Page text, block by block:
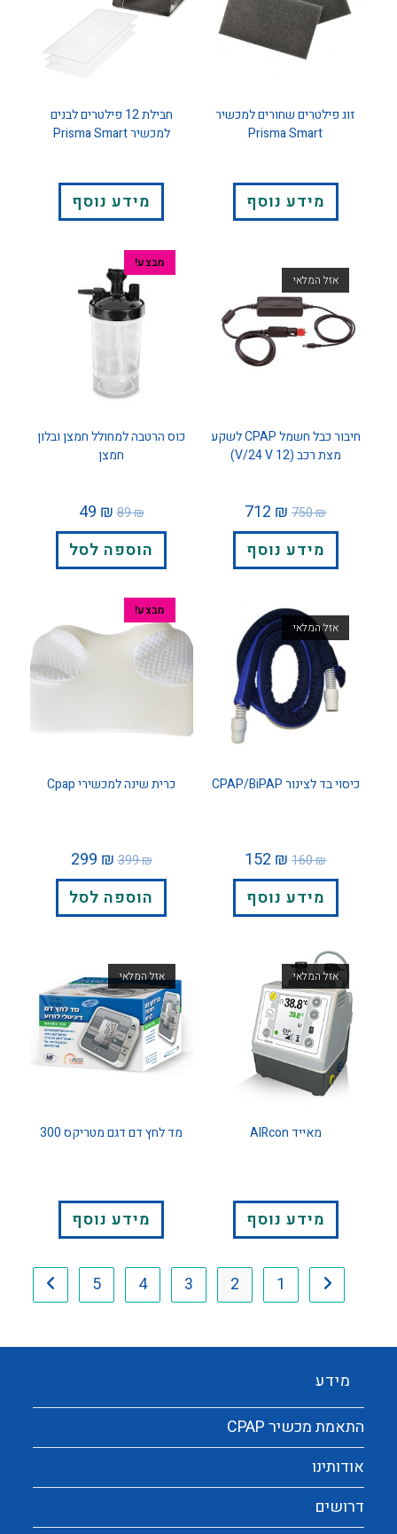
זוג פילטרים שחורים למכשיר
Prisma Smart
מידע נוסף
חבילת 12 פילטרים לבנים
למכשיר Prisma Smart
מידע נוסף
אזל המלאי
חיבור כבל חשמל CPAP לשקע
מצת רכב (12 V/24 V)
750₪
712 ₪
מידע נוסף
מבצע!
כוס הרטבה למחולל חמצן ובלון
חמצן
89₪
49 ₪
הוספה לסל
אזל המלאי
כיסוי בד לצינור CPAP/BiPAP
160₪
152 ₪
מידע נוסף
מבצע!
כרית שינה למכשירי Cpap
399₪
299 ₪
הוספה לסל
אזל המלאי
מאייד AIRcon
מידע נוסף
אזל המלאי
מד לחץ דם דגם מטריקס 300
מידע נוסף
1
2
3
4
5
מידע
התאמת מכשיר CPAP
אודותינו
דרושים